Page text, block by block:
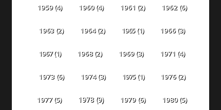
1959(4) 1960(4) 1961 (2) 1962(6)
1963 (2) 1964(2) 1965(1) 1966(3)
1967(1) 1968(2) 1969(3) 1971 (4)
1973(6) 1974(3) 1975(1) 1976(2)
1977(5) 1978(9) 1979(6) 1980(5)